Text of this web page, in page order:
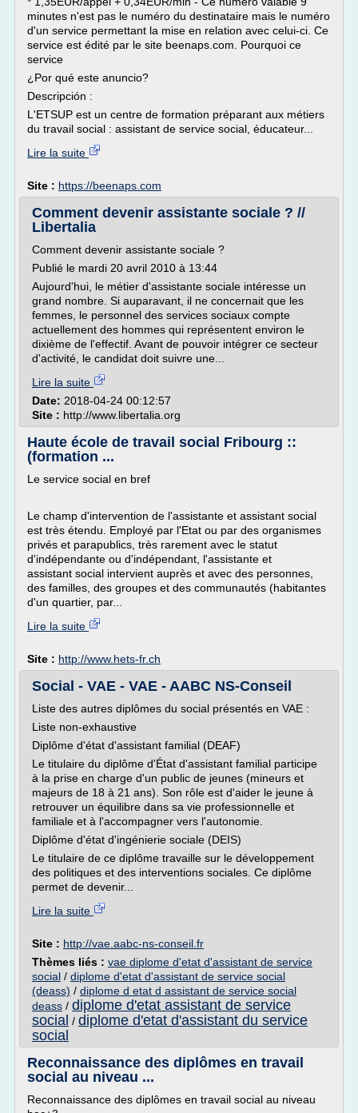
minutes n'est pas le numéro du destinataire mais le numéro
d'un service permettant la mise en relation avec celui-ci. Ce
service est édité par le site beenaps.com. Pourquoi ce
service
¿Por qué este anuncio?
Descripción :
L'ETSUP est un centre de formation préparant aux métiers
du travail social : assistant de service social, éducateur...
Lire la suite
Site : https://beenaps.com
Comment devenir assistante sociale ? //
Libertalia
Comment devenir assistante sociale ?
Publié le mardi 20 avril 2010 à 13:44
Aujourd'hui, le métier d'assistante sociale intéresse un
grand nombre. Si auparavant, il ne concernait que les
femmes, le personnel des services sociaux compte
actuellement des hommes qui représentent environ le
dixième de l'effectif. Avant de pouvoir intégrer ce secteur
d'activité, le candidat doit suivre une...
Lire la suite
Date: 2018-04-24 00:12:57
Site : http://www.libertalia.org
Haute école de travail social Fribourg ::
(formation ...
Le service social en bref
Le champ d'intervention de l'assistante et assistant social
est très étendu. Employé par l'Etat ou par des organismes
privés et parapublics, très rarement avec le statut
d'indépendante ou d'indépendant, l'assistante et
assistant social intervient auprès et avec des personnes,
des familles, des groupes et des communautés (habitantes
d'un quartier, par...
Lire la suite
Site : http://www.hets-fr.ch
Social - VAE - VAE - AABC NS-Conseil
Liste des autres diplômes du social présentés en VAE :
Liste non-exhaustive
Diplôme d'état d'assistant familial (DEAF)
Le titulaire du diplôme d'État d'assistant familial participe
à la prise en charge d'un public de jeunes (mineurs et
majeurs de 18 à 21 ans). Son rôle est d'aider le jeune à
retrouver un équilibre dans sa vie professionnelle et
familiale et à l'accompagner vers l'autonomie.
Diplôme d'état d'ingénierie sociale (DEIS)
Le titulaire de ce diplôme travaille sur le développement
des politiques et des interventions sociales. Ce diplôme
permet de devenir...
Lire la suite
Site : http://vae.aabc-ns-conseil.fr
Thèmes liés : vae diplome d'etat d'assistant de service
social / diplome d'etat d'assistant de service social
(deass) / diplome d etat d assistant de service social
deass / diplome d'etat assistant de service
social / diplome d'etat d'assistant du service
social
Reconnaissance des diplômes en travail
social au niveau ...
Reconnaissance des diplômes en travail social au niveau